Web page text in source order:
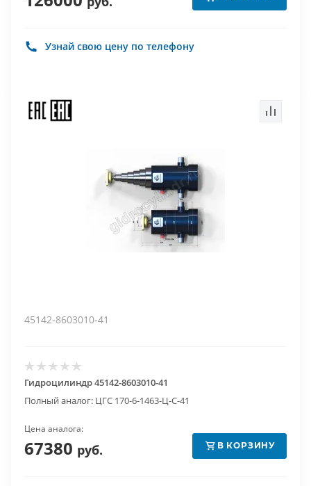
Узнай свою цену по телефону
45142-8603010-41
Гидроцилиндр 45142-8603010-41
Полный аналог: ЦГС 170-6-1463-Ц-С-41
Цена аналога:
67380 руб. В КОРЗИНУ